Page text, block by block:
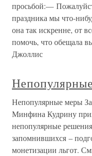
просьбой:—
праздника мы что-
она так искренне, от
помочь, что обещала
Джоллис
Непопулярные меры За
Минфина Кудрину
непопулярные
запомнившихся –
монетизации льгот.